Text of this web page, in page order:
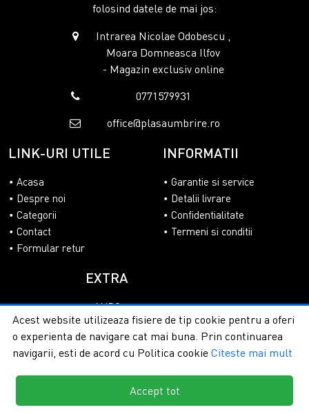
folosind datele de mai jos:
Intrarea Nicolae Odobescu ,
Moara Domneasca Ilfov
- Magazin exclusiv online
0771579931
office@plasaumbrire.ro
LINK-URI UTILE
Acasa
Despre noi
Categorii
Contact
Formular retur
INFORMATII
Garantie si service
Detalii livrare
Confidentialitate
Termeni si conditii
EXTRA
ANPC
SOL
Copyright © 2026 - PlasaUmbrire.ro | Toate drepturile
rezervate.Creare magazine online by ITeXclusiv.ro
Acest website utilizeaza fisiere de tip cookie pentru a oferi
o experienta de navigare cat mai buna. Prin continuarea
navigarii, esti de acord cu Politica cookie Citeste mai mult
Accept tot